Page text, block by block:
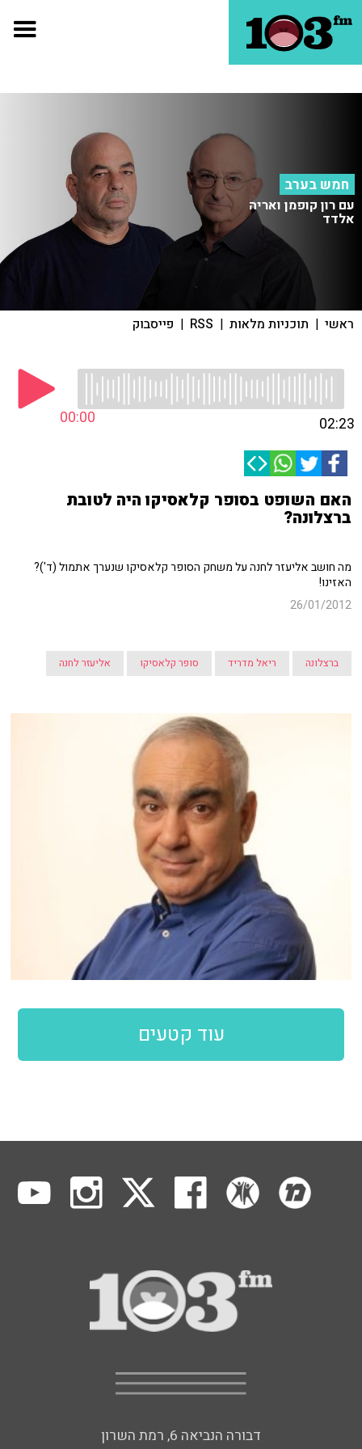
חמש בערב
עם רון קופמן ואריה
אלדד
ראשי | תוכניות מלאות |
RSS
| פייסבוק
00:00 02:23
האם השופט בסופר קלאסיקו היה לטובת
ברצלונה?
מה חושב אליעזר לחנה על משחק הסופר קלאסיקו שנערך אתמול (ד')?
האזינו!
26/01/2012
ברצלונה ריאל מדריד סופר קלאסיקו אליעזר לחנה
עוד קטעים
דבורה הנביאה 6, רמת השרון